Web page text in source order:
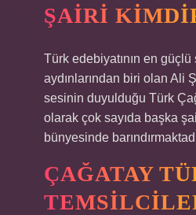
ŞAIRI
Türk edebiyatının en
aydınlarından biri olan Ali
sesinin duyulduğu Türk
olarak çok sayıda başka
bünyesinde
ÇAĞATAY